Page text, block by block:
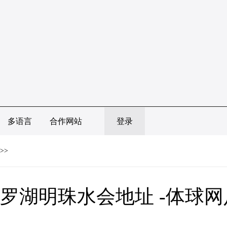
多语言 合作网站 登录
>>
罗湖明珠水会地址 -体球